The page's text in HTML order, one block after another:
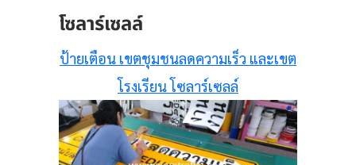
โซลาร์เซลล์
ป้ายเตือน เขตชุมชนลดความเร็ว และเขต
โรงเรียน โซลาร์เซลล์